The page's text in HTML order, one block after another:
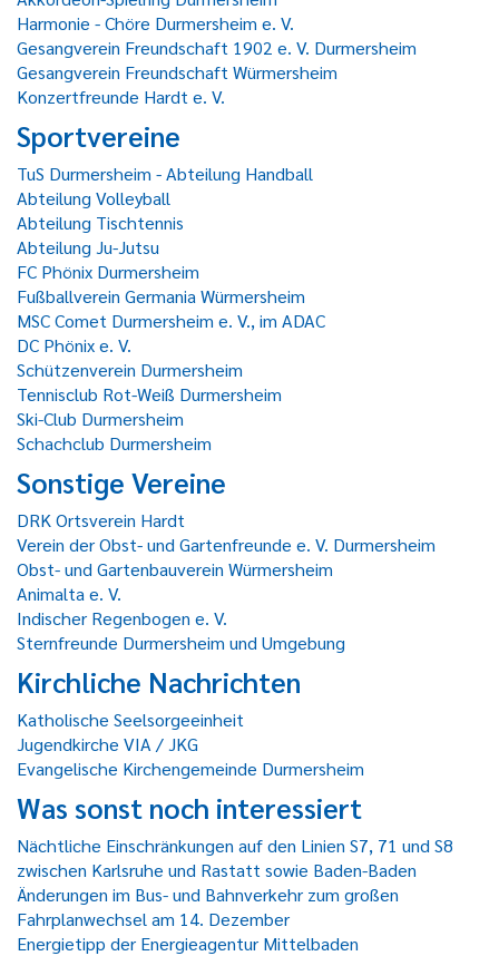
Harmonie - Chöre Durmersheim e. V.
Gesangverein Freundschaft 1902 e. V. Durmersheim
Gesangverein Freundschaft Würmersheim
Konzertfreunde Hardt e. V.
Sportvereine
TuS Durmersheim - Abteilung Handball
Abteilung Volleyball
Abteilung Tischtennis
Abteilung Ju-Jutsu
FC Phönix Durmersheim
Fußballverein Germania Würmersheim
MSC Comet Durmersheim e. V., im ADAC
DC Phönix e. V.
Schützenverein Durmersheim
Tennisclub Rot-Weiß Durmersheim
Ski-Club Durmersheim
Schachclub Durmersheim
Sonstige Vereine
DRK Ortsverein Hardt
Verein der Obst- und Gartenfreunde e. V. Durmersheim
Obst- und Gartenbauverein Würmersheim
Animalta e. V.
Indischer Regenbogen e. V.
Sternfreunde Durmersheim und Umgebung
Kirchliche Nachrichten
Katholische Seelsorgeeinheit
Jugendkirche VIA / JKG
Evangelische Kirchengemeinde Durmersheim
Was sonst noch interessiert
Nächtliche Einschränkungen auf den Linien S7, 71 und S8
zwischen Karlsruhe und Rastatt sowie Baden-Baden
Änderungen im Bus- und Bahnverkehr zum großen
Fahrplanwechsel am 14. Dezember
Energietipp der Energieagentur Mittelbaden